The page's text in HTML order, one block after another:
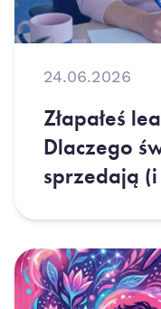
24.06.2026
Złapałeś
Dlaczego
sprzedają